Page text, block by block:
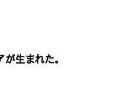
生まれた。